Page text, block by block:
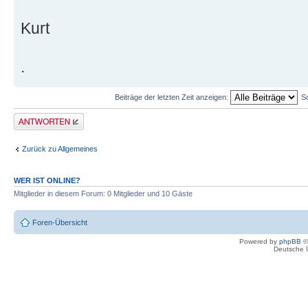
Kurt
.
Beiträge der letzten Zeit anzeigen:
Antwort erstellen
Zurück zu Allgemeines
WER IST ONLINE?
Mitglieder in diesem Forum: 0 Mitglieder und 10 Gäste
Foren-Übersicht
Powered by phpBB
Deutsche